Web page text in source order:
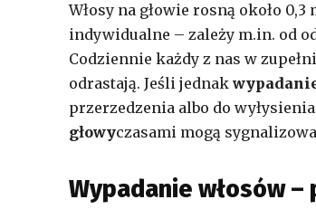
Włosy na głowie rosną około
indywidualne – zależy m.in. od
Codziennie każdy z nas w
odrastają. Jeśli jednak
przerzedzenia albo do
głowyczasami mogą
Wypadanie włosów –